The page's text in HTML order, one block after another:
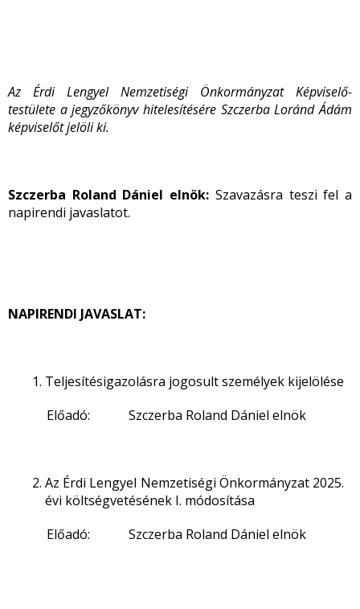
Az Érdi Lengyel Nemzetiségi Önkormányzat Képviselő-
testülete a jegyzőkönyv hitelesítésére Szczerba Loránd Ádám
képviselőt jelöli ki.
Szczerba Roland Dániel elnök: Szavazásra teszi fel a
napirendi javaslatot.
NAPIRENDI JAVASLAT:
Teljesítésigazolásra jogosult személyek kijelölése
Előadó: Szczerba Roland Dániel elnök
Az Érdi Lengyel Nemzetiségi Önkormányzat 2025.
évi költségvetésének I. módosítása
Előadó: Szczerba Roland Dániel elnök